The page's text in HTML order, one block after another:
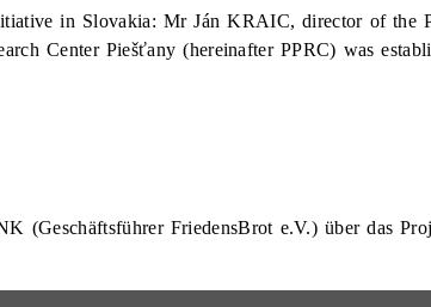
in Slovakia: Mr Ján KRAIC, director of the
Center Piešťany (hereinafter PPRC) was
FriedensBrot e.V.) über das